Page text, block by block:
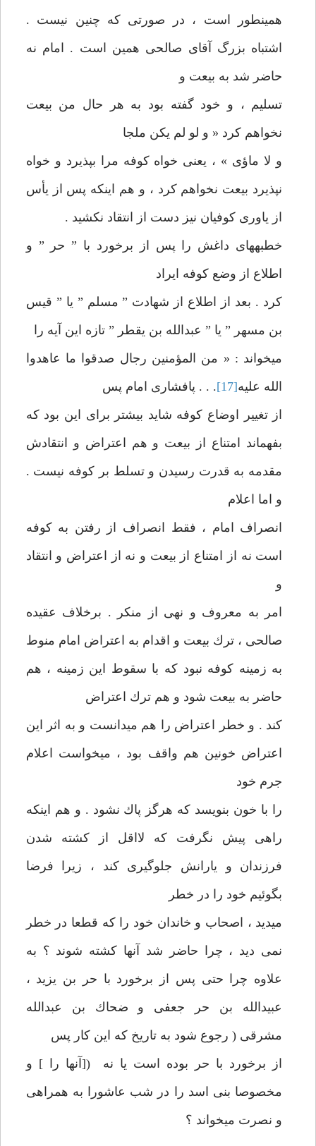
همينطور است ، در صورتی كه‏ چنين نيست .
اشتباه بزرگ آقای صالحی همين است . امام نه
حاضر شد به‏ بيعت و
تسليم ، و خود گفته بود به هر حال من بيعت
نخواهم كرد « و لو لم‏ يكن ملجا
و لا ماؤی » ، يعنی خواه كوفه مرا بپذيرد و خواه
نپذيرد بيعت‏ نخواهم كرد ، و هم اينكه پس از يأس
از ياوری كوفيان نيز دست از انتقاد نكشيد .
خطبه‏های داغش را پس از برخورد با ” حر ” و
اطلاع از وضع كوفه‏ ايراد
كرد . بعد از اطلاع از شهادت ” مسلم ” يا ” قيس
بن مسهر ” يا ” عبدالله بن يقطر ” تازه اين آيه را
می‏خواند : « من المؤمنين رجال‏ صدقوا ما عاهدوا
الله عليه[17]
. . . پافشاری امام پس
از تغيير اوضاع كوفه شايد بيشتر برای اين بود كه
بفهماند امتناع از بيعت و هم‏ اعتراض و انتقادش
مقدمه به قدرت رسيدن و تسلط بر كوفه نيست .
و اما اعلام
انصراف امام ، فقط انصراف از رفتن به كوفه
است نه از امتناع از بيعت و نه از اعتراض و انتقاد
و
امر به معروف و نهی از منكر . برخلاف‏ عقيده
صالحی ، ترك بيعت و اقدام به اعتراض امام منوط
به زمينه كوفه‏ نبود كه با سقوط اين زمينه ، هم
حاضر به بيعت شود و هم ترك اعتراض
كند . و خطر اعتراض را هم می‏دانست و به اثر اين
اعتراض خونين هم واقف بود ، می‏خواست اعلام
جرم خود
را با خون بنويسد كه هرگز پاك نشود . و هم‏ اينكه
راهی پيش نگرفت كه لااقل از كشته شدن
فرزندان و يارانش جلوگيری‏ كند ، زيرا فرضا
بگوئيم خود را در خطر
می‏ديد ، اصحاب و خاندان خود را كه قطعا در خطر
نمی ديد ، چرا حاضر شد آنها كشته شوند ؟ به
علاوه چرا حتی پس از برخورد با حر بن يزيد ،
عبيدالله بن حر جعفی و ضحاك بن عبدالله
مشرقی ( رجوع شود به تاريخ كه اين كار پس
از برخورد با حر بوده است يا نه ([آنها را ] و
مخصوصا بنی اسد را در شب عاشورا به همراهی
و نصرت می‏خواند ؟